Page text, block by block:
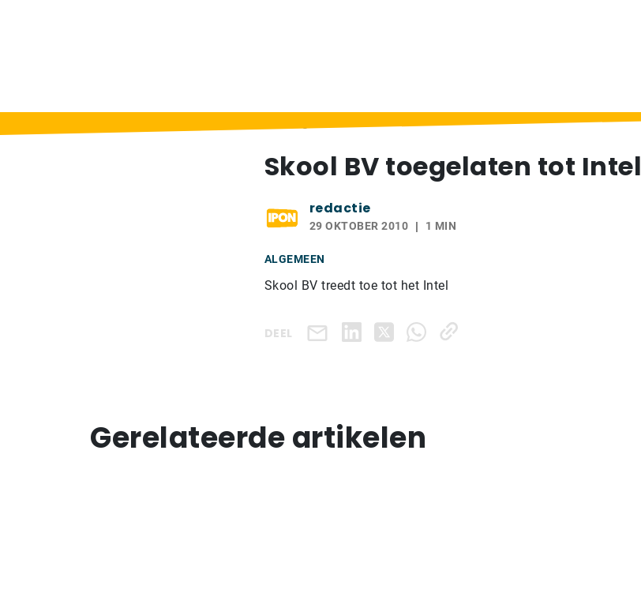
Skool BV toegelaten tot Intel
redactie
29 OKTOBER 2010 1 MIN
ALGEMEEN
Skool BV treedt toe tot het Intel
DEEL
Gerelateerde artikelen